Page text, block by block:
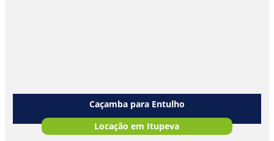
Caçamba para Entulho
Locação em Itupeva